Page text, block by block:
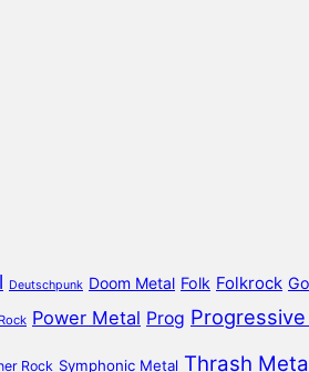
Deutschpunk Doom Metal Folk Folkrock
Power Metal Prog
Rock Symphonic Metal Thrash